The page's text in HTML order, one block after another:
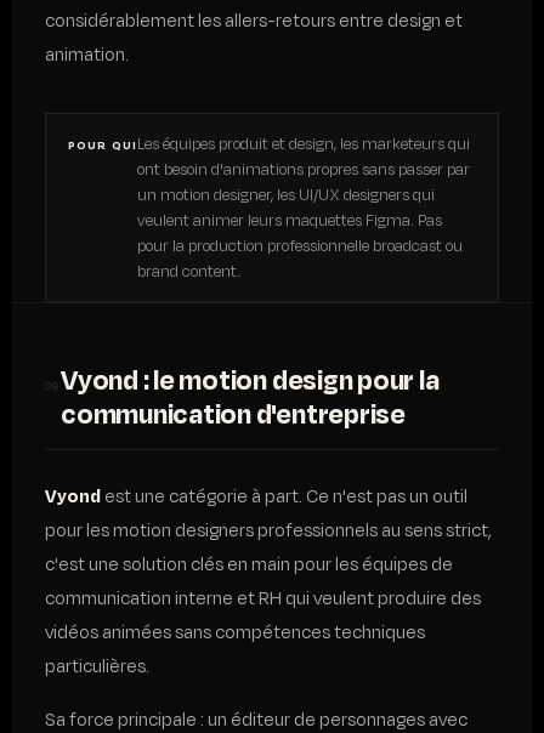
considérablement les allers-retours entre design et
animation.
POUR QUI Les équipes produit et design, les marketeurs qui
ont besoin d'animations propres sans passer par
un motion designer, les UI/UX designers qui
veulent animer leurs maquettes Figma. Pas
pour la production professionnelle broadcast ou
brand content.
09Vyond : le motion design pour la
communication d'entreprise
Vyondest une catégorie à part. Ce n'est pas un outil
pour les motion designers professionnels au sens strict,
c'est une solution clés en main pour les équipes de
communication interne et RH qui veulent produire des
vidéos animées sans compétences techniques
particulières.
Sa force principale : un éditeur de personnages avec